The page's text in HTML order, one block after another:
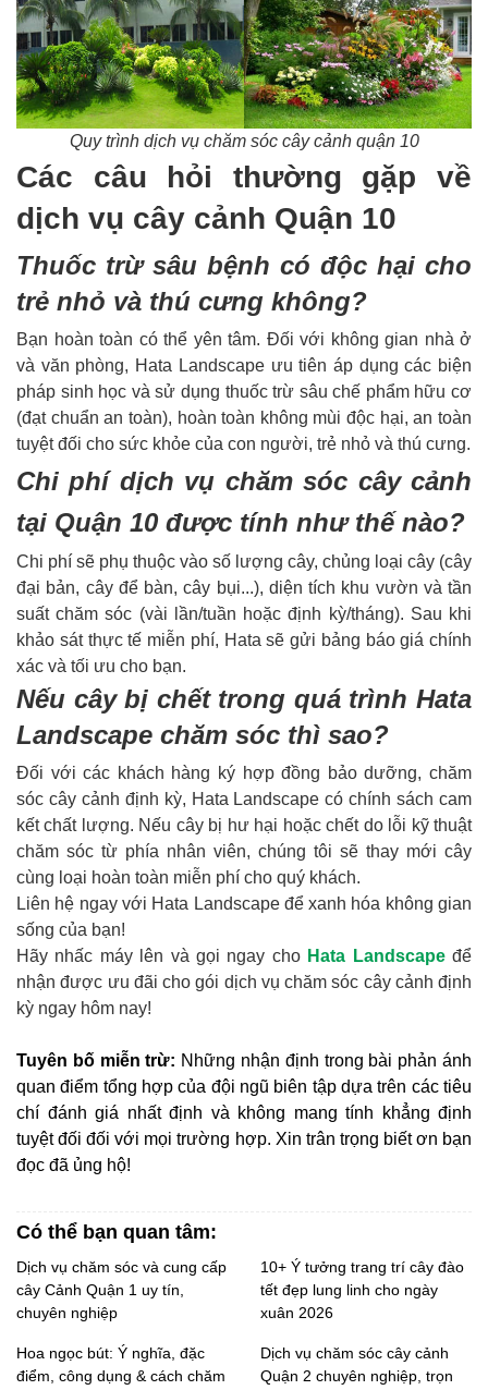
Quy trình dịch vụ chăm sóc cây cảnh quận 10
Các câu hỏi thường gặp về
dịch vụ cây cảnh Quận 10
Thuốc trừ sâu bệnh có độc hại cho
trẻ nhỏ và thú cưng không?
Bạn hoàn toàn có thể yên tâm. Đối với không gian nhà ở
và văn phòng, Hata Landscape ưu tiên áp dụng các biện
pháp sinh học và sử dụng thuốc trừ sâu chế phẩm hữu cơ
(đạt chuẩn an toàn), hoàn toàn không mùi độc hại, an toàn
tuyệt đối cho sức khỏe của con người, trẻ nhỏ và thú cưng.
Chi phí dịch vụ chăm sóc cây cảnh
tại Quận 10 được tính như thế nào?
Chi phí sẽ phụ thuộc vào số lượng cây, chủng loại cây (cây
đại bản, cây để bàn, cây bụi...), diện tích khu vườn và tần
suất chăm sóc (vài lần/tuần hoặc định kỳ/tháng). Sau khi
khảo sát thực tế miễn phí, Hata sẽ gửi bảng báo giá chính
xác và tối ưu cho bạn.
Nếu cây bị chết trong quá trình Hata
Landscape chăm sóc thì sao?
Đối với các khách hàng ký hợp đồng bảo dưỡng, chăm
sóc cây cảnh định kỳ, Hata Landscape có chính sách cam
kết chất lượng. Nếu cây bị hư hại hoặc chết do lỗi kỹ thuật
chăm sóc từ phía nhân viên, chúng tôi sẽ thay mới cây
cùng loại hoàn toàn miễn phí cho quý khách.
Liên hệ ngay với Hata Landscape để xanh hóa không gian
sống của bạn!
Hãy nhấc máy lên và gọi ngay cho Hata Landscapeđể
nhận được ưu đãi cho gói dịch vụ chăm sóc cây cảnh định
kỳ ngay hôm nay!
Tuyên bố miễn trừ: Những nhận định trong bài phản ánh
quan điểm tổng hợp của đội ngũ biên tập dựa trên các tiêu
chí đánh giá nhất định và không mang tính khẳng định
tuyệt đối đối với mọi trường hợp. Xin trân trọng biết ơn bạn
đọc đã ủng hộ!
Có thể bạn quan tâm:
Dịch vụ chăm sóc và cung cấp
cây Cảnh Quận 1 uy tín,
chuyên nghiệp
10+ Ý tưởng trang trí cây đào
tết đẹp lung linh cho ngày
xuân 2026
Hoa ngọc bút: Ý nghĩa, đặc
điểm, công dụng & cách chăm
Dịch vụ chăm sóc cây cảnh
Quận 2 chuyên nghiệp, trọn